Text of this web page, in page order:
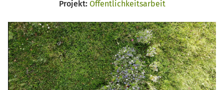
Projekt: Öffentlichkeitsarbeit